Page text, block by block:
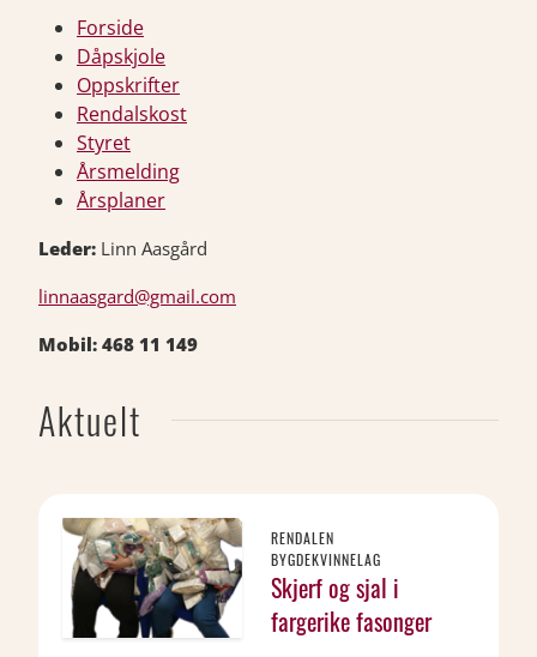
Forside
Dåpskjole
Oppskrifter
Rendalskost
Styret
Årsmelding
Årsplaner
Leder: Linn Aasgård
linnaasgard@gmail.com
Mobil: 468 11 149
Aktuelt
RENDALEN
BYGDEKVINNELAG
Skjerf og sjal i
fargerike fasonger